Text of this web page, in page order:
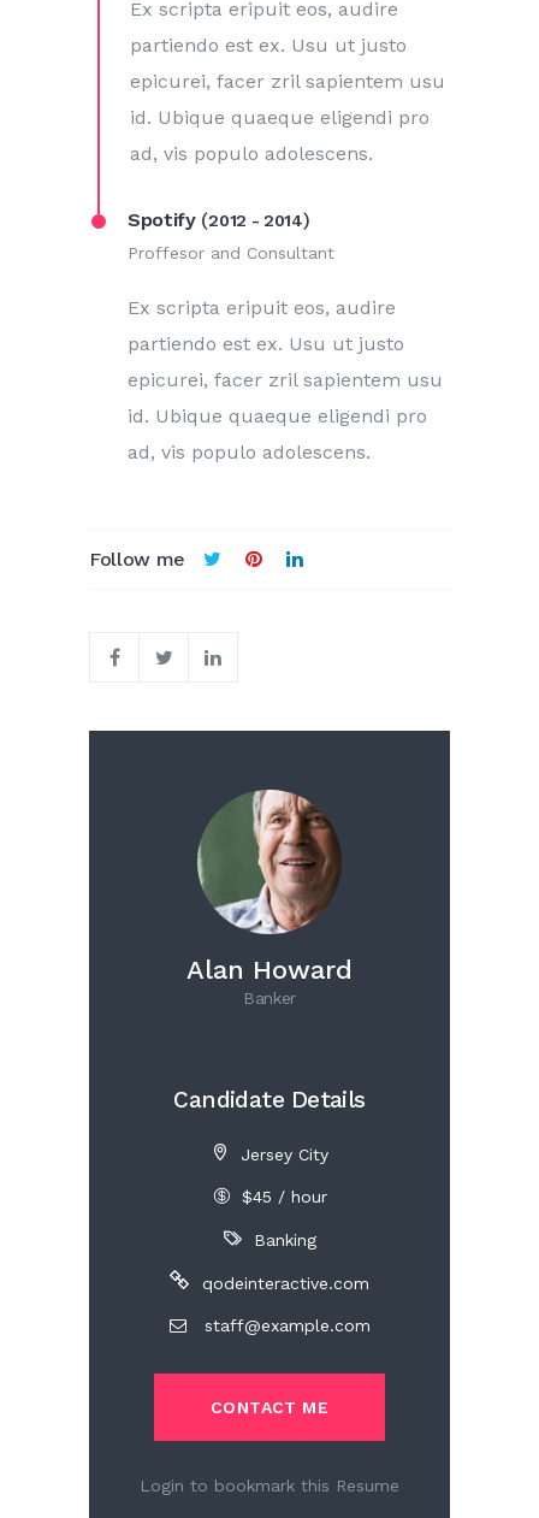
Ex scripta eripuit eos, audire
partiendo est ex. Usu ut justo
epicurei, facer zril sapientem usu
id. Ubique quaeque eligendi pro
ad, vis populo adolescens.
Spotify(2012 - 2014)
Proffesor and Consultant
Ex scripta eripuit eos, audire
partiendo est ex. Usu ut justo
epicurei, facer zril sapientem usu
id. Ubique quaeque eligendi pro
ad, vis populo adolescens.
Follow me
Alan Howard
Banker
Candidate Details
Jersey City
$45 / hour
Banking
qodeinteractive.com
staff@example.com
CONTACT ME
Login to bookmark this Resume